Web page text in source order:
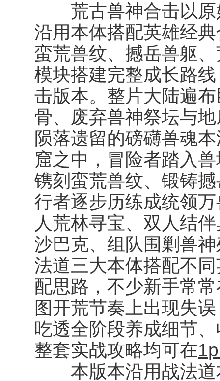
荒古兽神合击以原
沿用本体搭配英雄经
蛮荒兽纹、撼岳兽躯
模块搭建完整成长路
击版本。整片大陆遍
骨、废弃兽神祭坛与
陨落遗留的磅礴兽魂
窟之中，冒险者踏入
镌刻蛮荒兽纹、锻铸
行者逐步历练成统领
人荒林寻宝、双人结
沙巴克、组队围剿兽
法道三大本体搭配不
配思路，不少新手常
图开荒节奏上出现失
吃透全阶段养成细节
整套实战攻略均可在
本版本沿用战法道